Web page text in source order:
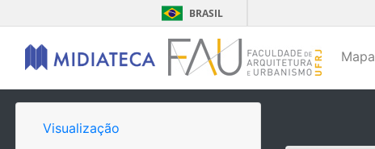
BRASIL
Mapa
Visualização